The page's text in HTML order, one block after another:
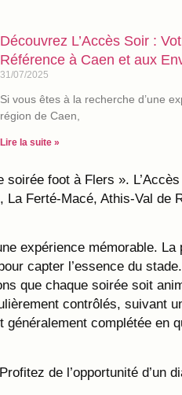
Découvrez L’Accès Soir :
Référence à Caen et aux
31/07/2025
Si vous êtes à la recherche d’une
région de Caen,
Lire la suite »
foot à Flers ».
Ferté-Macé, Athis-Val de
expérience mémorable. La
capter l’essence du
que chaque soirée soit
contrôlés, suivant
complétée en
de l’opportunité d’un